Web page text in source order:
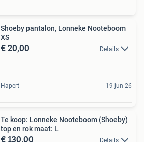
Shoeby pantalon, Lonneke Nooteboom
XS
€ 20,00 Details
Hapert 19 jun 26
Te koop: Lonneke Nooteboom (Shoeby)
top en rok maat: L
€ 130,00 Details